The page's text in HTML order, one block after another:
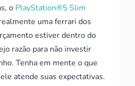
o PlayStation®5 Slim
uma ferrari dos
estiver dentro do
razão para não investir
Tenha em mente o que
atende suas expectativas.